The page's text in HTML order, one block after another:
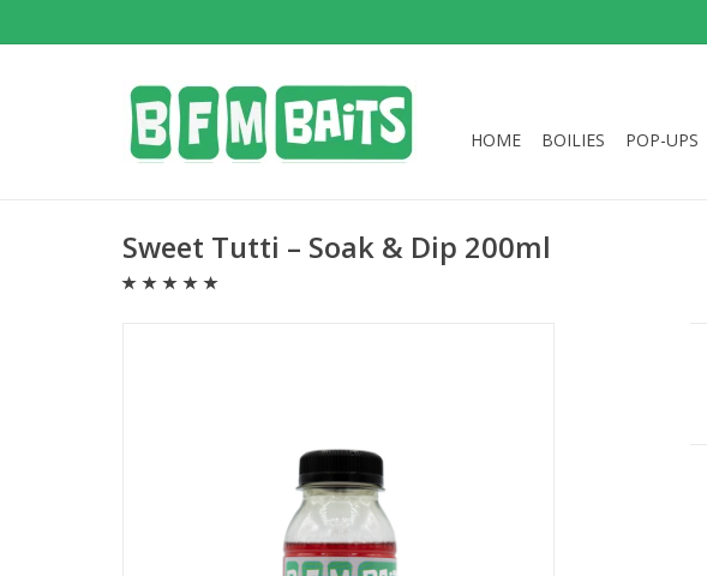
HOME BOILIES POP-UPS
Sweet Tutti – Soak & Dip 200ml